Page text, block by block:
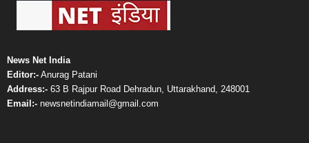
News Net India
Editor:- Anurag Patani
Address:- 63 B Rajpur Road Dehradun, Uttarakhand, 248001
Email:- newsnetindiamail@gmail.com